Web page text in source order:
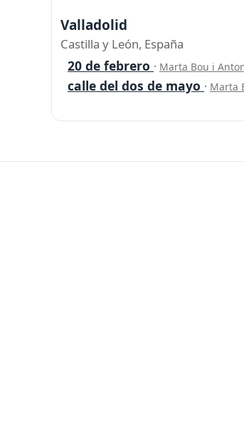
Valladolid
Castilla y León, España
20 de febrero · Marta Bou i
calle del dos de mayo · Marta